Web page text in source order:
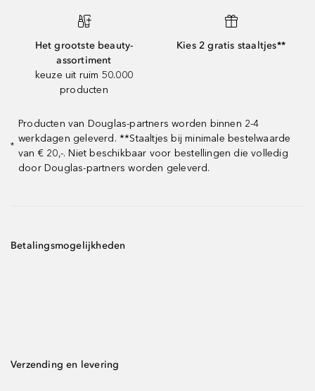
Het grootste beauty-
assortiment
keuze uit ruim 50.000
producten
Kies 2 gratis staaltjes**
*
Producten van Douglas-partners worden binnen 2-4
werkdagen geleverd. **Staaltjes bij minimale bestelwaarde
van € 20,-. Niet beschikbaar voor bestellingen die volledig
door Douglas-partners worden geleverd.
Betalingsmogelijkheden
Verzending en levering